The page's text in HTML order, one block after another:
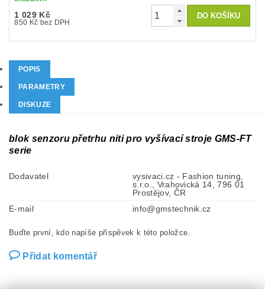
1 029 Kč
850 Kč bez DPH
POPIS
PARAMETRY
DISKUZE
blok senzoru přetrhu niti pro vyšívací stroje GMS-FT
serie
Dodavatel
vysivaci.cz - Fashion tuning,
s.r.o., Vrahovická 14, 796 01
Prostějov, ČR
E-mail
info@gmstechnik.cz
Buďte první, kdo napíše příspěvek k této položce.
Přidat komentář